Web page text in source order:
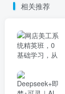
相关推荐